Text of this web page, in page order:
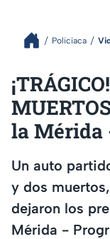
Policiaca
la Mérida
Un auto
y dos
dejaron los
Mérida -